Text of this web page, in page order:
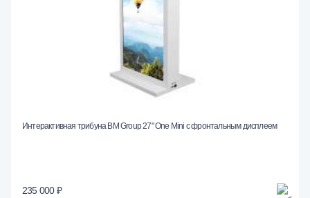
Интерактивная трибуна BM Group 27" One Mini с фронтальным дисплеем
235 000 ₽